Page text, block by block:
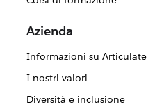
Azienda
Informazioni su Articulate
I nostri valori
Diversità e inclusione